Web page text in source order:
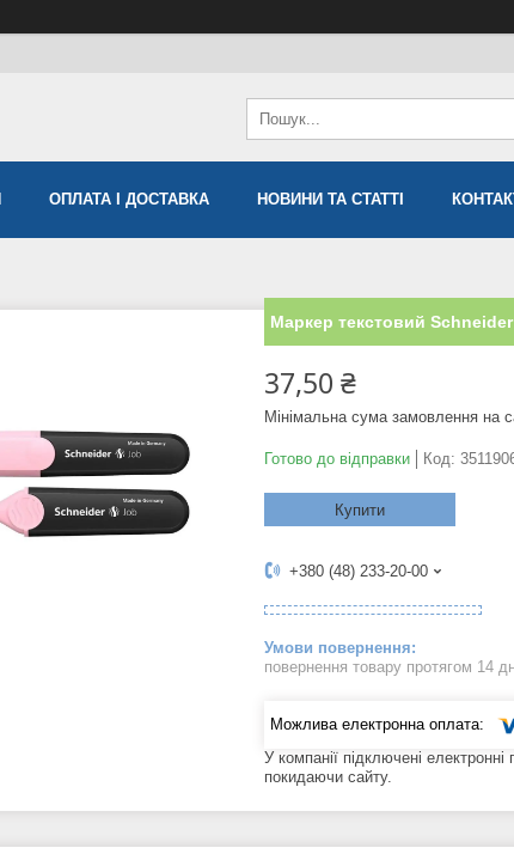
ОПЛАТА І ДОСТАВКА НОВИНИ ТА СТАТТІ
Маркер текстовий
37,50 ₴
Мінімальна сума замовлення на
Готово до відправки Код:
Купити
+380 (48) 233-20-00
повернення товару протягом 14
У компанії підключені
покидаючи сайту.